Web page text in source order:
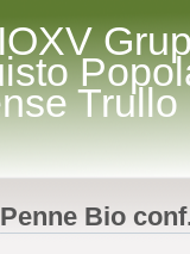
Trullo
Penne Bio